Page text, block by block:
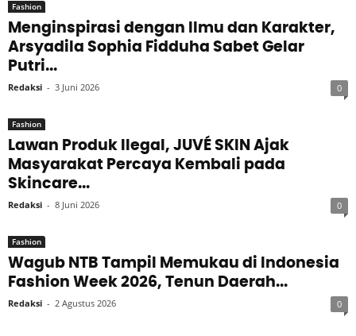
Fashion
Menginspirasi dengan Ilmu dan Karakter,
Arsyadila Sophia Fidduha Sabet Gelar
Putri...
Redaksi - 3 Juni 2026 0
Fashion
Lawan Produk Ilegal, JUVÉ SKIN Ajak
Masyarakat Percaya Kembali pada
Skincare...
Redaksi - 8 Juni 2026 0
Fashion
Wagub NTB Tampil Memukau di Indonesia
Fashion Week 2026, Tenun Daerah...
Redaksi - 2 Agustus 2026 0